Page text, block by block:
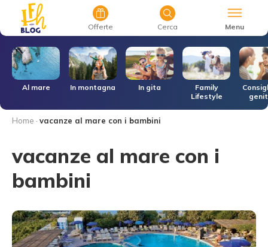
Menu
Cerca
Offerte
Al mare In montagna In gita
Family
Lifestyle
Home · vacanze al mare con i bambini
vacanze al mare con i
bambini